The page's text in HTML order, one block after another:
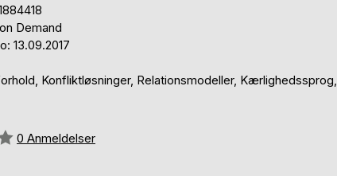
Demand
13.09.2017
Konfliktløsninger, Relationsmodeller, Kærlighedssprog,
0 Anmeldelser